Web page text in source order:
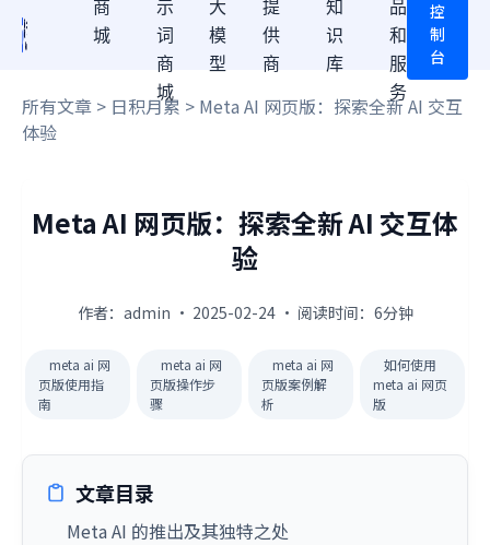
商
城
示
词
商
城
大
模
型
提
供
商
知
识
库
品
和
服
务
控
制
台
所有文章 > 日积月累 > Meta AI 网页版：探索全新 AI 交互
体验
Meta AI 网页版：探索全新 AI 交互体
验
作者：admin · 2025-02-24 · 阅读时间：6分钟
meta ai 网
页版使用指
南
meta ai 网
页版操作步
骤
meta ai 网
页版案例解
析
如何使用
meta ai 网页
版
文章目录
Meta AI 的推出及其独特之处